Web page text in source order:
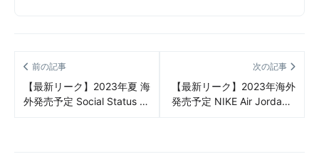
前の記事
【最新リーク】2023年夏 海
外発売予定 Social Status ×
次の記事
【最新リーク】2023年海外
発売予定 NIKE Air Jordan 1